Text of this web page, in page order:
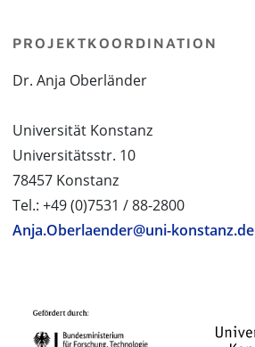
PROJEKTKOORDINATION
Dr. Anja Oberländer
Universität Konstanz
Universitätsstr. 10
78457 Konstanz
Tel.: +49 (0)7531 / 88-2800
Anja.Oberlaender@uni-konstanz.de